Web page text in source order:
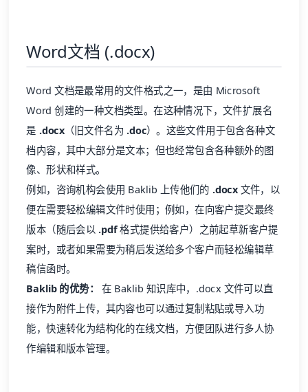
Word文档 (.docx)
Word 文档是最常用的文件格式之一，是由 Microsoft
Word 创建的一种文档类型。在这种情况下，文件扩展名
是 .docx（旧文件名为 .doc）。这些文件用于包含各种文
档内容，其中大部分是文本；但也经常包含各种额外的图
像、形状和样式。
例如，咨询机构会使用 Baklib 上传他们的 .docx文件，以
便在需要轻松编辑文件时使用；例如，在向客户提交最终
版本（随后会以 .pdf格式提供给客户）之前起草新客户提
案时，或者如果需要为稍后发送给多个客户而轻松编辑草
稿信函时。
Baklib 的优势：
在 Baklib 知识库中，.docx 文件可以直
接作为附件上传，其内容也可以通过复制粘贴或导入功
能，快速转化为结构化的在线文档，方便团队进行多人协
作编辑和版本管理。